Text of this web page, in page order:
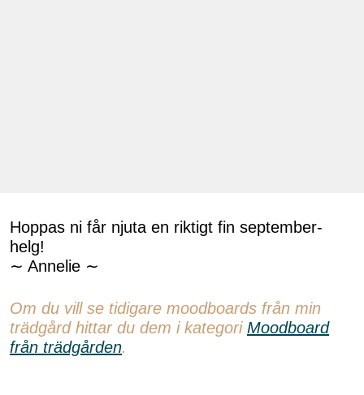
Hoppas ni får njuta en riktigt fin september-
helg!
∼ Annelie ∼
Om du vill se tidigare moodboards från min
trädgård hittar du dem i kategori Moodboard
från trädgården.